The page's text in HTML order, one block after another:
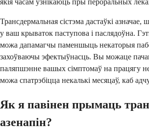
Трансдермальная сістэма дастаўкі азначае,
у ваш крываток паступова і паслядоўна.
можа дапамагчы паменшыць некаторыя
захоўваючы эфектыўнасць. Вы можаце
паляпшэнне вашых сімптомаў на працягу
можа спатрэбіцца некалькі месяцаў, каб
Як я павінен прымаць
азенапін?